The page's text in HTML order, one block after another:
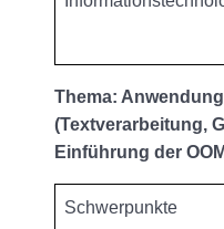
Thema:
(Textverarbeitung,
Einführung der OOM
Schwerpunkte